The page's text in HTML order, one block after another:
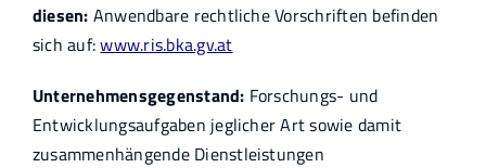
diesen: Anwendbare rechtliche Vorschriften befinden
sich auf:www.ris.bka.gv.at
Unternehmensgegenstand: Forschungs- und
Entwicklungsaufgaben jeglicher Art sowie damit
zusammenhängende Dienstleistungen